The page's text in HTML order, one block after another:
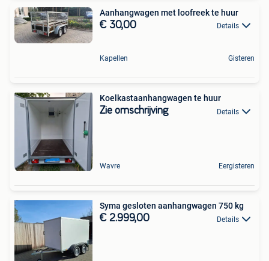
Aanhangwagen met loofreek te huur
€ 30,00 Details
Kapellen Gisteren
Koelkastaanhangwagen te huur
Zie omschrijving Details
Wavre Eergisteren
Syma gesloten aanhangwagen 750 kg
€ 2.999,00 Details